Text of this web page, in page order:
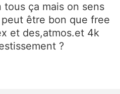
ça mais on sens
être bon que free
et des,atmos.et 4k
?